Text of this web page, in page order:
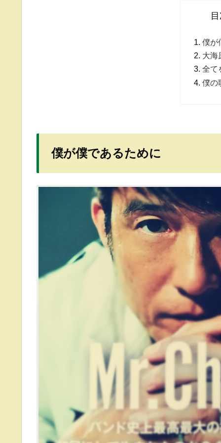
僕が
大海
全て
僕の
僕が僕であるために